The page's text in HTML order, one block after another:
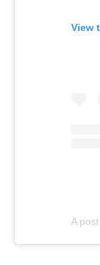
View